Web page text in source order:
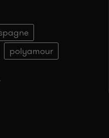
polyamour